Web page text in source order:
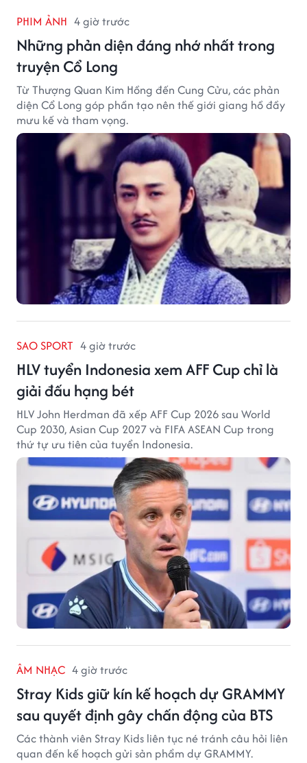
PHIM ẢNH 4 giờ trước
Những phản diện đáng nhớ nhất trong
truyện Cổ Long
Từ Thượng Quan Kim Hồng đến Cung Cửu, các phản
diện Cổ Long góp phần tạo nên thế giới giang hồ đầy
mưu kế và tham vọng.
SAO SPORT 4 giờ trước
HLV tuyển Indonesia xem AFF Cup chỉ là
giải đấu hạng bét
HLV John Herdman đã xếp AFF Cup 2026 sau World
Cup 2030, Asian Cup 2027 và FIFA ASEAN Cup trong
thứ tự ưu tiên của tuyển Indonesia.
ÂM NHẠC 4 giờ trước
Stray Kids giữ kín kế hoạch dự GRAMMY
sau quyết định gây chấn động của BTS
Các thành viên Stray Kids liên tục né tránh câu hỏi liên
quan đến kế hoạch gửi sản phẩm dự GRAMMY.